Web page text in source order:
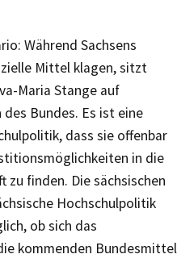
Während Sachsens
Mittel klagen, sitzt
Maria Stange auf
Bundes. Es ist eine
dass sie offenbar
in die
zu finden. Die sächsischen
Hochschulpolitik
ob sich das
kommenden Bundesmittel